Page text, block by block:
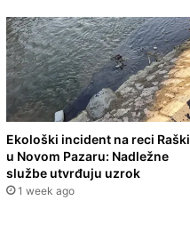
Ekološki incident na reci Raški
u Novom Pazaru: Nadležne
službe utvrđuju uzrok
1 week ago